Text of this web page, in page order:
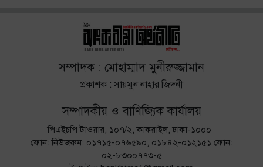
সম্পাদক : মোহাম্মাদ মুনীরুজ্জামান
প্রকাশক : সায়মুন নাহার জিদনী
সম্পাদকীয় ও বাণিজ্যিক কার্যালয়
পিএইচপি টাওয়ার, ১০৭/২, কাকরাইল, ঢাকা-১০০০।
ফোন: নিউজরুম: ০১৭১৫-০৭৬৫৯০, ০১৮৪২-০১২১৫১ ফোন:
০২-৮৩০০৭৭৩-৫